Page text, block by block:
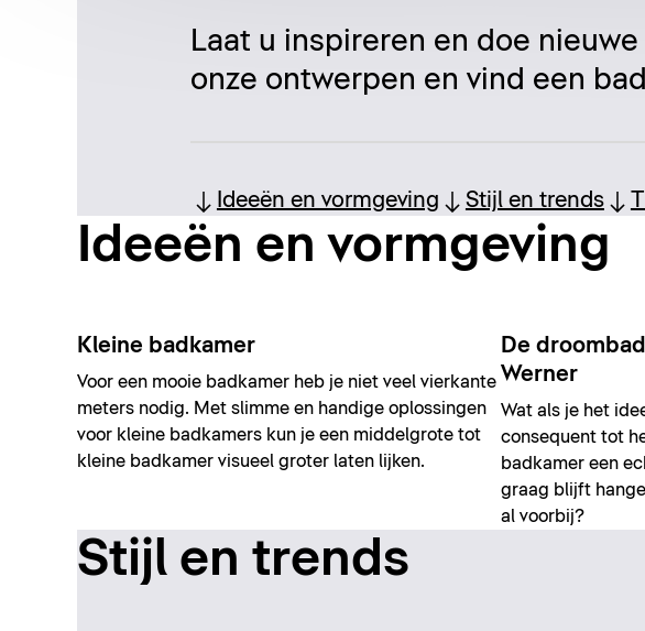
Laat u inspireren en doe
onze ontwerpen en vind een
Ideeën en vormgeving Stijl en trends
Ideeën en vormgeving
Kleine badkamer
Voor een mooie badkamer heb je niet veel vierkante
meters nodig. Met slimme en handige oplossingen
voor kleine badkamers kun je een middelgrote tot
kleine badkamer visueel groter laten lijken.
De
Werner
Wat als je het
consequent tot
badkamer een
graag blijft
al voorbij?
Stijl en trends